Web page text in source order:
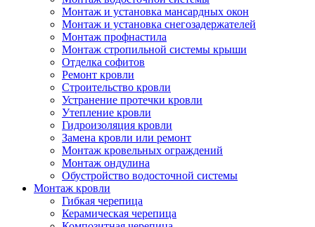
Монтаж и установка мансардных окон
Монтаж и установка снегозадержателей
Монтаж профнастила
Монтаж стропильной системы крыши
Отделка софитов
Ремонт кровли
Строительство кровли
Устранение протечки кровли
Утепление кровли
Гидроизоляция кровли
Замена кровли или ремонт
Монтаж кровельных ограждений
Монтаж ондулина
Обустройство водосточной системы
Монтаж кровли
Гибкая черепица
Керамическая черепица